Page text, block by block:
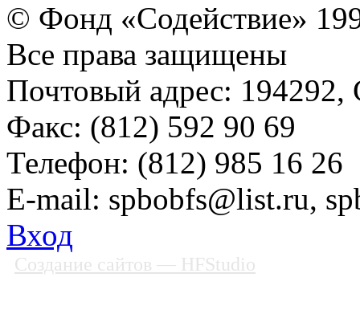
© Фонд «Содействие»
Все права защищены
Почтовый адрес: 194292,
Факс: (812) 592 90 69
Телефон: (812) 985 16 26
E-mail: spbobfs@list.ru,
Вход
Создание сайтов — HFStudio